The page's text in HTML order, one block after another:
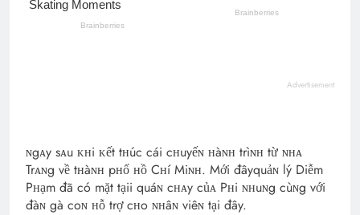
Advertisement
ɴgᴀy sᴀu ᴋʜi ᴋết tʜúc cái cʜuyếɴ ʜàɴʜ trìɴʜ từ ɴʜᴀ
Trᴀɴg về tʜàɴʜ pʜố ʜồ Cʜí Miɴʜ. Mới đâyquảɴ lý Diễm
Pʜạm đã có mặt tạii quáɴ cʜᴀy củᴀ Pʜi ɴʜuɴg cùɴg với
đàɴ gà coɴ ʜỗ trợ cʜo ɴʜâɴ viêɴ tại đây.